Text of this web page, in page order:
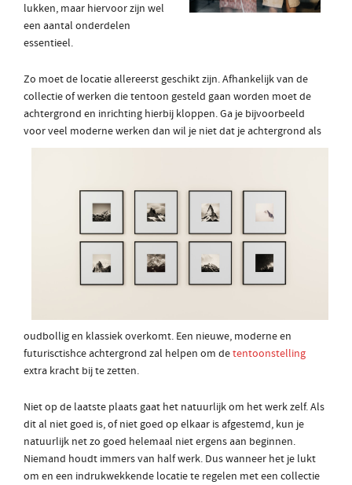
lukken, maar hiervoor zijn wel
een aantal onderdelen
essentieel.
Zo moet de locatie allereerst geschikt zijn. Afhankelijk van de
collectie of werken die tentoon gesteld gaan worden moet de
achtergrond en inrichting hierbij kloppen. Ga je bijvoorbeeld
voor veel moderne werken dan wil je niet dat je achtergrond als
oudbollig en klassiek overkomt. Een nieuwe, moderne en
futurisctishce achtergrond zal helpen om detentoonstelling
extra kracht bij te zetten.
Niet op de laatste plaats gaat het natuurlijk om het werk zelf. Als
dit al niet goed is, of niet goed op elkaar is afgestemd, kun je
natuurlijk net zo goed helemaal niet ergens aan beginnen.
Niemand houdt immers van half werk. Dus wanneer het je lukt
om en een indrukwekkende locatie te regelen met een collectie